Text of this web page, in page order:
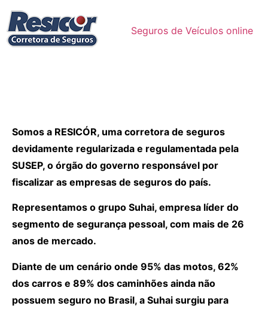
Seguros de Veículos online
Somos a RESICÓR, uma corretora de seguros
devidamente regularizada e regulamentada pela
SUSEP, o órgão do governo responsável por
fiscalizar as empresas de seguros do país.
Representamos o grupo Suhai, empresa líder do
segmento de segurança pessoal, com mais de 26
anos de mercado.
Diante de um cenário onde 95% das motos, 62%
dos carros e 89% dos caminhões ainda não
possuem seguro no Brasil, a Suhai surgiu para